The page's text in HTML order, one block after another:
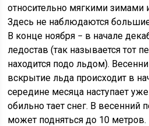
относительно мягкими зимами
Здесь не наблюдаются
В конце ноября − в начале
ледостав (так называется тот
находится подо льдом).
вскрытие льда происходит в
середине месяца наступает
обильно тает снег. В весенний
может подняться до 10 метров.